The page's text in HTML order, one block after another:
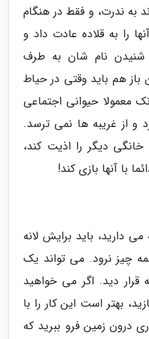
به ندرت، و فقط در هنگام
را به قلاده عادت داد و
نام شان به طرف
هم باید وقتی در حیاط
معمولا حیوانی اجتماعی
و از غریبه ها نمی ترسد.
دیگر را اذیت کند،
با آنها بازی کند!
دارید، باید برایش لانه
چیز نرود. می تواند یک
قرار دید. اگر می خواهید
بهتر است این کار را با
درون زمین فرو ببرید که